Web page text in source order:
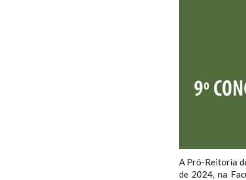
A Pró-Reitoria
de 2024, na